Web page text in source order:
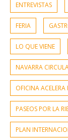
ENTREVISTAS
FERIA
LO QUE VIENE
NAVARRA
OFICINA ACELERA
PASEOS POR LA
PLAN